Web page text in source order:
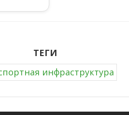
ТЕГИ
инфраструктура